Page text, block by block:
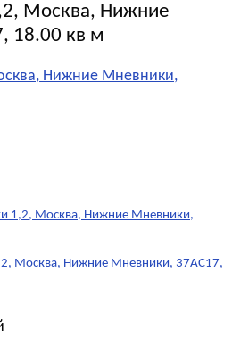
Москва, Нижние
18.00 кв м
Нижние Мневники,
1,2, Москва, Нижние Мневники,
Москва, Нижние Мневники, 37АС17,